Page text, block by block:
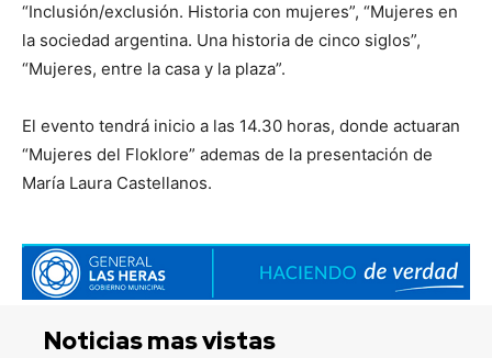
“Inclusión/exclusión. Historia con mujeres”, “Mujeres en
la sociedad argentina. Una historia de cinco siglos”,
“Mujeres, entre la casa y la plaza”.
El evento tendrá inicio a las 14.30 horas, donde actuaran
“Mujeres del Floklore” ademas de la presentación de
María Laura Castellanos.
Noticias mas vistas